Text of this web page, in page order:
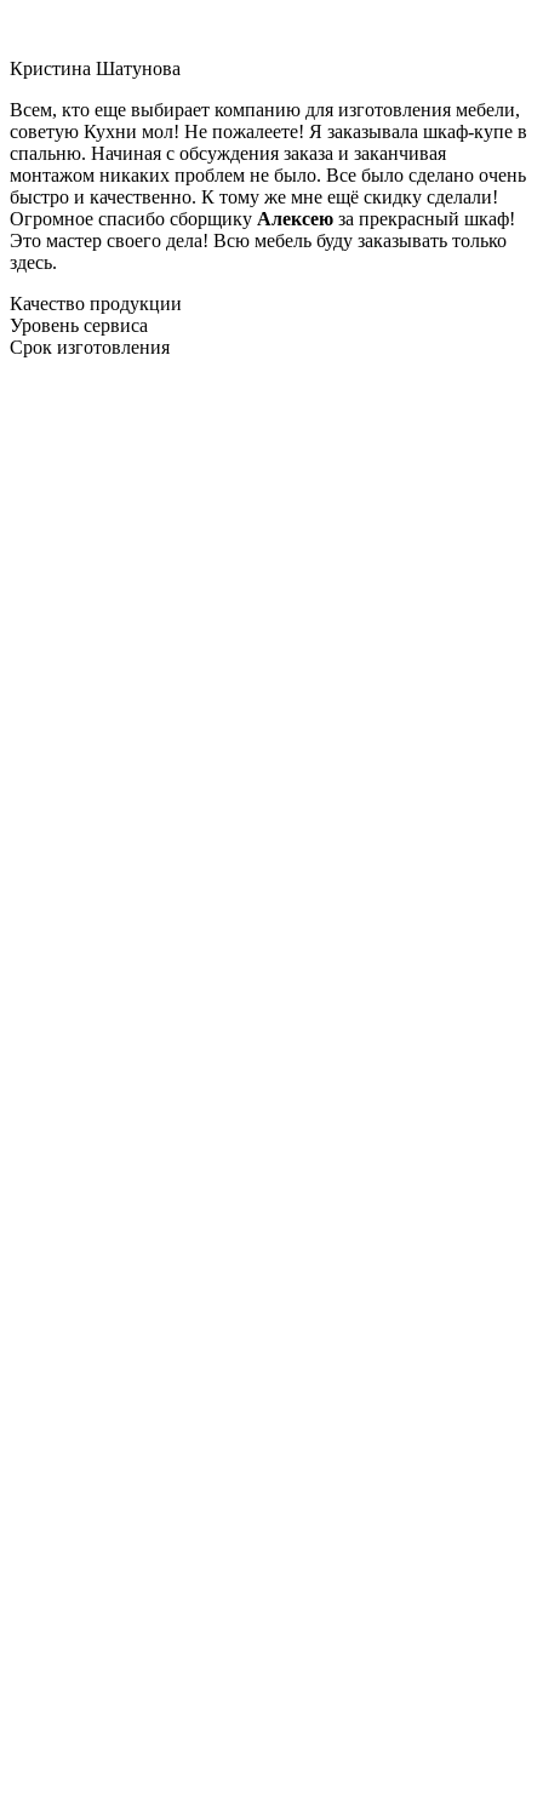
Кристина Шатунова
Всем, кто еще выбирает компанию для изготовления мебели,
советую Кухни мол! Не пожалеете! Я заказывала шкаф-купе в
спальню. Начиная с обсуждения заказа и заканчивая
монтажом никаких проблем не было. Все было сделано очень
быстро и качественно. К тому же мне ещё скидку сделали!
Огромное спасибо сборщику Алексею за прекрасный шкаф!
Это мастер своего дела! Всю мебель буду заказывать только
здесь.
Качество продукции
Уровень сервиса
Срок изготовления